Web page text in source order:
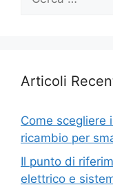
Articoli
Come scegliere
ricambio per
Il punto di
elettrico e